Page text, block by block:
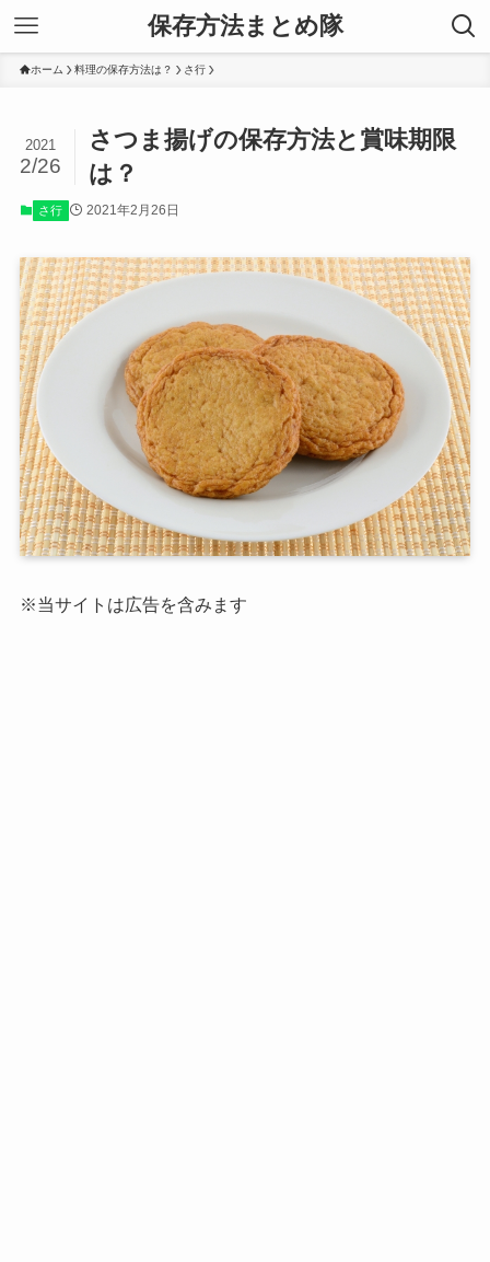
保存方法まとめ隊
ホーム 料理の保存方法は？ さ行
さつま揚げの保存方法と賞味期限
は？
2021
2/26
さ行 2021年2月26日
※当サイトは広告を含みます